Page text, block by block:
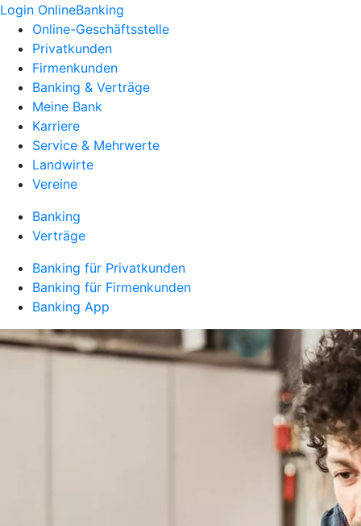
Login OnlineBanking
Online-Geschäftsstelle
Privatkunden
Firmenkunden
Banking & Verträge
Meine Bank
Karriere
Service & Mehrwerte
Landwirte
Vereine
Banking
Verträge
Banking für Privatkunden
Banking für Firmenkunden
Banking App